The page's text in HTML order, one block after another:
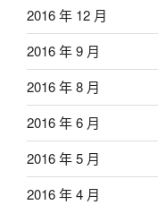
2016 年 12 月
2016 年 9 月
2016 年 8 月
2016 年 6 月
2016 年 5 月
2016 年 4 月